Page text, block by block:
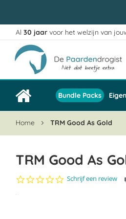
Ga
naar
de
inhoud
Al 30 jaar voor het welzijn van
Bundle Packs
Home TRM Good As Gold
TRM Good As
0.0
Schrijf een review